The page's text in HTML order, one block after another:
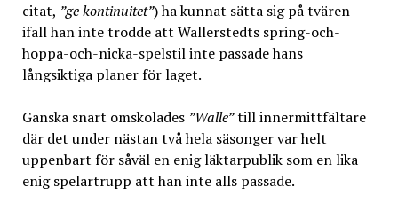
citat, ”ge kontinuitet”) ha kunnat sätta sig på tvären
ifall han inte trodde att Wallerstedts spring-och-
hoppa-och-nicka-spelstil inte passade hans
långsiktiga planer för laget.
Ganska snart omskolades ”Walle”till innermittfältare
där det under nästan två hela säsonger var helt
uppenbart för såväl en enig läktarpublik som en lika
enig spelartrupp att han inte alls passade.